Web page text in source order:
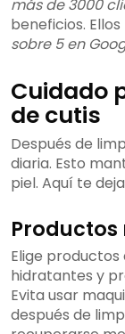
más de 3000
beneficios.
sobre 5 en
Cuidado
de cutis
Después de
diaria. Esto
piel. Aquí te
Elige
hidratantes y
Evita usar
después de